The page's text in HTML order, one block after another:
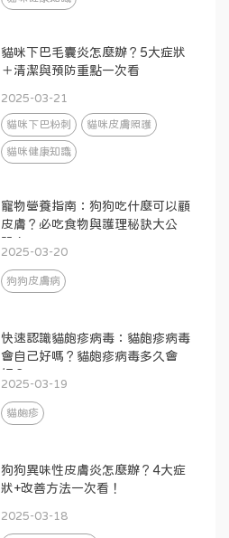
貓咪下巴毛囊炎怎麼辦？5大症狀
＋清潔與預防重點一次看
2025-03-21
貓咪下巴粉刺 貓咪皮膚照護
貓咪健康知識
寵物營養指南：狗狗吃什麼可以顧
皮膚？必吃食物與護理秘訣大公
開！
2025-03-20
狗狗皮膚病
快速認識貓皰疹病毒：貓皰疹病毒
會自己好嗎？貓皰疹病毒多久會
好？
2025-03-19
貓皰疹
狗狗異味性皮膚炎怎麼辦？4大症
狀+改善方法一次看！
2025-03-18